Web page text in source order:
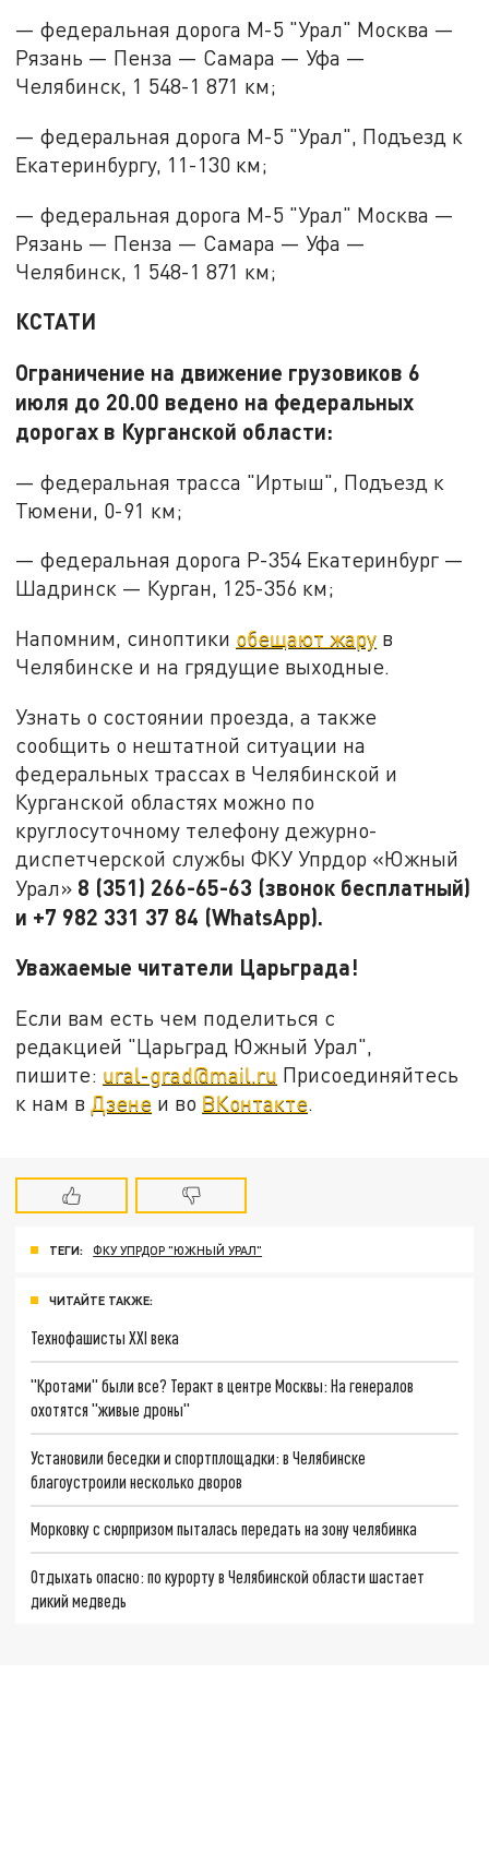
— федеральная дорога М-5 "Урал" Москва —
Рязань — Пенза — Самара — Уфа —
Челябинск, 1 548-1 871 км;
— федеральная дорога М-5 "Урал", Подъезд к
Екатеринбургу, 11-130 км;
— федеральная дорога М-5 "Урал" Москва —
Рязань — Пенза — Самара — Уфа —
Челябинск, 1 548-1 871 км;
КСТАТИ
Ограничение на движение грузовиков 6
июля до 20.00 ведено на федеральных
дорогах в Курганской области:
— федеральная трасса "Иртыш", Подъезд к
Тюмени, 0-91 км;
— федеральная дорога Р-354 Екатеринбург —
Шадринск — Курган, 125-356 км;
Напомним, синоптики обещают жару в
Челябинске и на грядущие выходные.
Узнать о состоянии проезда, а также
сообщить о нештатной ситуации на
федеральных трассах в Челябинской и
Курганской областях можно по
круглосуточному телефону дежурно-
диспетчерской службы ФКУ Упрдор «Южный
Урал» 8 (351) 266-65-63 (звонок бесплатный)
и +7 982 331 37 84 (WhatsApp).
Уважаемые читатели Царьграда!
Если вам есть чем поделиться с
редакцией "Царьград Южный Урал",
пишите: ural-grad@mail.ru Присоединяйтесь
к нам в Дзене и во ВКонтакте.
ТЕГИ: ФКУ УПРДОР "ЮЖНЫЙ УРАЛ"
ЧИТАЙТЕ ТАКЖЕ:
Технофашисты XXI века
"Кротами" были все? Теракт в центре Москвы: На генералов
охотятся "живые дроны"
Установили беседки и спортплощадки: в Челябинске
благоустроили несколько дворов
Морковку с сюрпризом пыталась передать на зону челябинка
Отдыхать опасно: по курорту в Челябинской области шастает
дикий медведь